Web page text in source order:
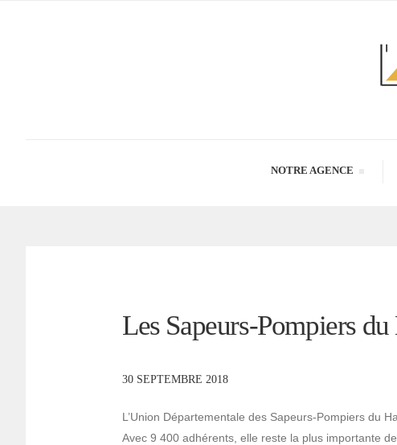
NOTRE AGENCE
Les Sapeurs-Pompiers
30 SEPTEMBRE 2018
L’Union Départementale des Sapeurs-Pompiers du
Avec 9 400 adhérents, elle reste la plus importante